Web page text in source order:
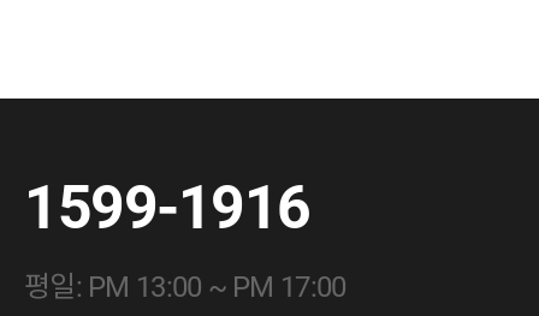
1599-1916
평일: PM 13:00 ~ PM 17:00